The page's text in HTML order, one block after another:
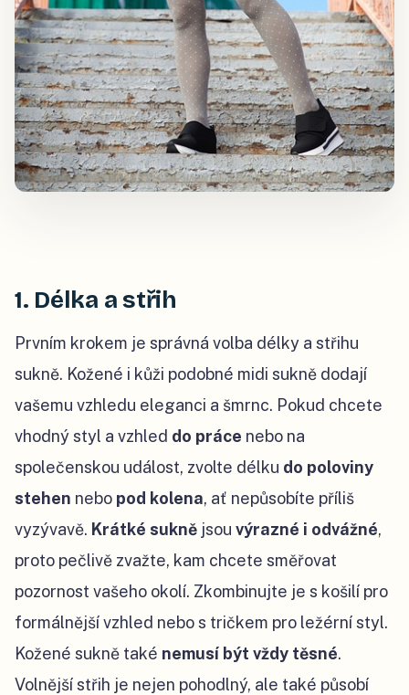
1. Délka a střih
Prvním krokem je správná volba délky a střihu
sukně. Kožené i kůži podobné midi sukně dodají
vašemu vzhledu eleganci a šmrnc. Pokud chcete
vhodný styl a vzhled do práce nebo na
společenskou událost, zvolte délku do poloviny
stehen nebo pod kolena, ať nepůsobíte příliš
vyzývavě. Krátké sukně jsou výrazné i odvážné,
proto pečlivě zvažte, kam chcete směřovat
pozornost vašeho okolí. Zkombinujte je s košilí pro
formálnější vzhled nebo s tričkem pro ležérní styl.
Kožené sukně také nemusí být vždy těsné.
Volnější střih je nejen pohodlný, ale také působí